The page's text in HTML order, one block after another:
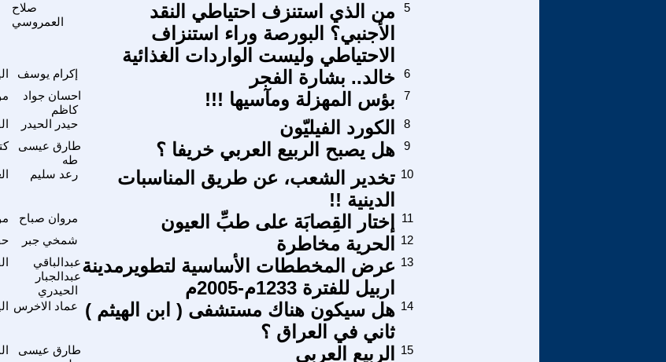
صلاح
العمروسي
من الذي استنزف احتياطي النقد
الأجنبي؟ البورصة وراء استنزاف
الاحتياطي وليست الواردات الغذائية
5
إكرام يوسف خالد.. بشارة الفجر
6
احسان جواد
كاظم
بؤس المهزلة ومآسيها !!! 7
حيدر الحيدر الكورد الفيليّون
8
طارق عيسى
طه
هل يصبح الربيع العربي خريفا ؟ 9
رعد سليم
تخدير الشعب، عن طريق المناسبات
الدينية !!
10
مروان صباح إختار القِصابَة على طبِّ العيون
11
شمخي جبر الحرية مخاطرة
12
عبدالباقي
عبدالجبار
الحيدري
عرض المخططات الأساسية لتطويرمدينة
اربيل للفترة 1233م-2005م
13
عماد الاخرس
هل سيكون هناك مستشفى ( ابن الهيثم )
ثاني في العراق ؟
14
طارق عيسى
الربيع العربي 15